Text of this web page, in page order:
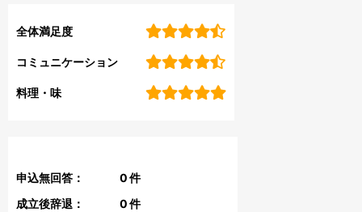
全体満足度
コミュニケーション
料理・味
申込無回答： 0件
成立後辞退：
0件